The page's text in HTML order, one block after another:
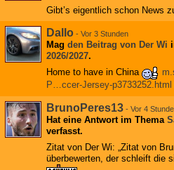
Gibt’s eigentlich schon News
Dallo - Vor 3 Stunden
Mag den Beitrag von Der Wi
2026/2027.
Home to have in China
P…ccer-Jersey-p3733252.html
BrunoPeres13 - Vor 4
Hat eine Antwort im Thema
verfasst.
Zitat von Der Wi: „Zitat von
überbewerten, der schleift die